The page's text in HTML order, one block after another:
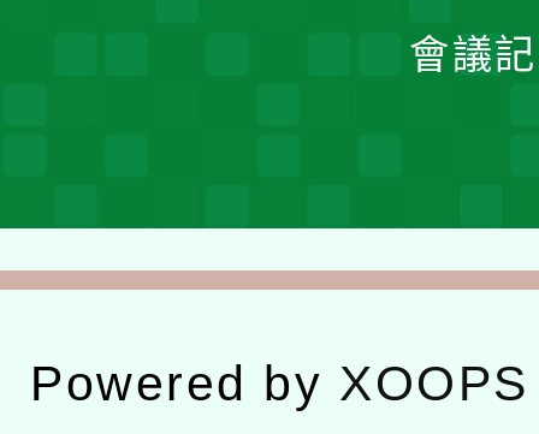
會議
Powered by XOOPS